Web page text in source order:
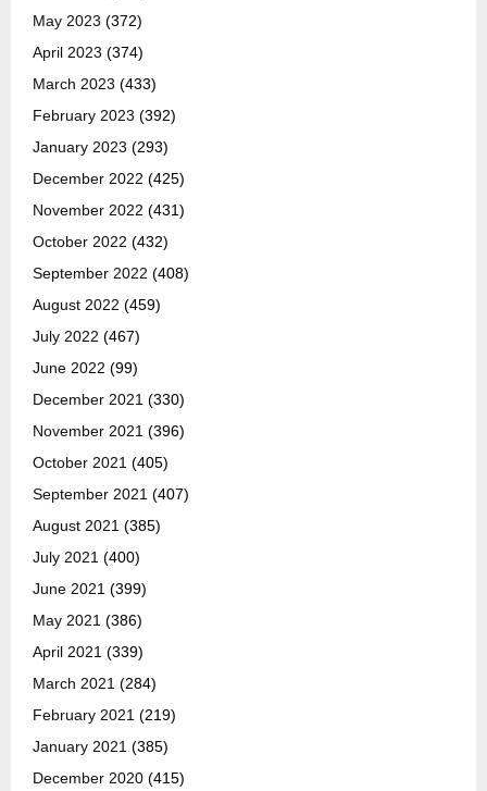
May 2023 (372)
April 2023 (374)
March 2023 (433)
February 2023 (392)
January 2023 (293)
December 2022 (425)
November 2022 (431)
October 2022 (432)
September 2022 (408)
August 2022 (459)
July 2022 (467)
June 2022 (99)
December 2021 (330)
November 2021 (396)
October 2021 (405)
September 2021 (407)
August 2021 (385)
July 2021 (400)
June 2021 (399)
May 2021 (386)
April 2021 (339)
March 2021 (284)
February 2021 (219)
January 2021 (385)
December 2020 (415)